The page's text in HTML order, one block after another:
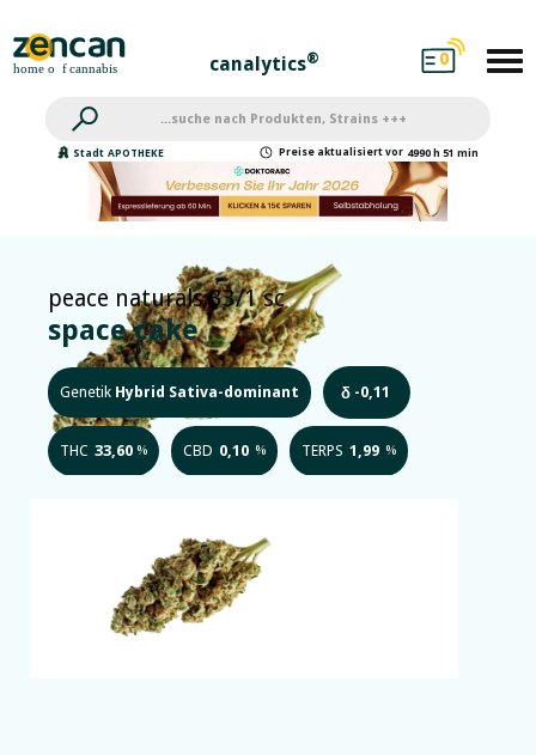
canalytics® 0
Stadt APOTHEKE Preise aktualisiert vor 4990 h 51 min
peace naturals 33/1 sc
space cake
Genetik Hybrid Sativa-dominant δ -0,11
THC 33,60 % CBD 0,10 % TERPS 1,99 %